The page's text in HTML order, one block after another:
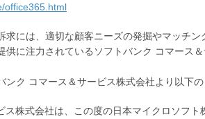
office365.html
求には、適切な顧客ニーズの発掘やマッチ
供に注力されているソフトバンク コマース
ンク コマース＆サービス株式会社より以下
ス株式会社は、この度の日本マイクロソフ